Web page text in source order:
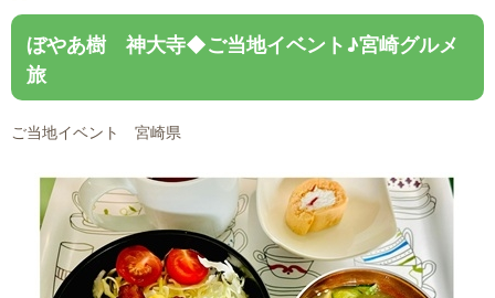
ぼやあ樹 神大寺◆ご当地イベント♪宮崎グルメ
旅
ご当地イベント 宮崎県